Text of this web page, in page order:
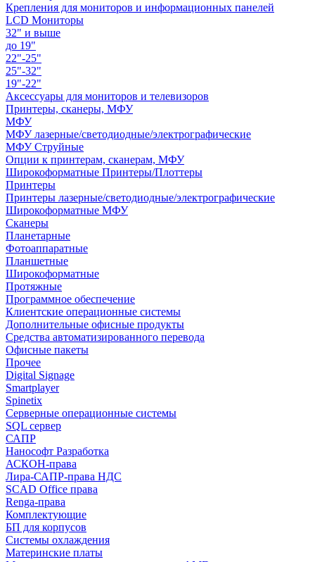
Крепления для мониторов и информационных панелей
LCD Мониторы
32" и выше
до 19"
22"-25"
25"-32"
19"-22"
Аксессуары для мониторов и телевизоров
Принтеры, сканеры, МФУ
МФУ
МФУ лазерные/светодиодные/электрографические
МФУ Струйные
Опции к принтерам, сканерам, МФУ
Широкоформатные Принтеры/Плоттеры
Принтеры
Принтеры лазерные/светодиодные/электрографические
Широкоформатные МФУ
Сканеры
Планетарные
Фотоаппаратные
Планшетные
Широкоформатные
Протяжные
Программное обеспечение
Клиентские операционные системы
Дополнительные офисные продукты
Средства автоматизированного перевода
Офисные пакеты
Прочее
Digital Signage
Smartplayer
Spinetix
Серверные операционные системы
SQL сервер
САПР
Нанософт Разработка
АСКОН-права
Лира-САПР-права НДС
SCAD Office права
Renga-права
Комплектующие
БП для корпусов
Системы охлаждения
Материнские платы